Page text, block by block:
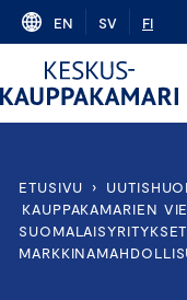
Skip
content
EN SV FI
ETUSIVU ›
KAUPPAKAMARIEN